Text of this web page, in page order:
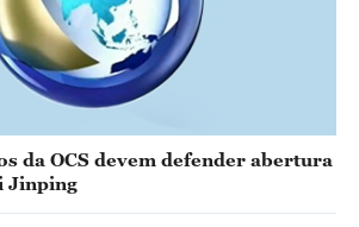
da OCS devem defender abertura
Jinping